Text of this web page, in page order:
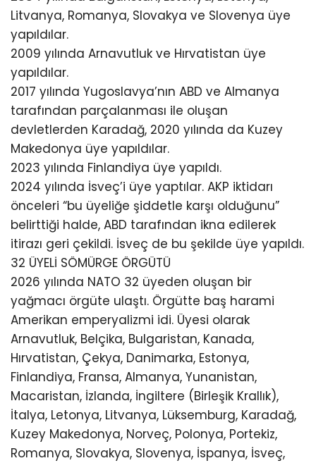
Litvanya, Romanya, Slovakya ve Slovenya üye
yapıldılar.
2009 yılında Arnavutluk ve Hırvatistan üye
yapıldılar.
2017 yılında Yugoslavya’nın ABD ve Almanya
tarafından parçalanması ile oluşan
devletlerden Karadağ, 2020 yılında da Kuzey
Makedonya üye yapıldılar.
2023 yılında Finlandiya üye yapıldı.
2024 yılında İsveç’i üye yaptılar. AKP iktidarı
önceleri “bu üyeliğe şiddetle karşı olduğunu”
belirttiği halde, ABD tarafından ikna edilerek
itirazı geri çekildi. İsveç de bu şekilde üye yapıldı.
32 ÜYELİ SÖMÜRGE ÖRGÜTÜ
2026 yılında NATO 32 üyeden oluşan bir
yağmacı örgüte ulaştı. Örgütte baş harami
Amerikan emperyalizmi idi. Üyesi olarak
Arnavutluk, Belçika, Bulgaristan, Kanada,
Hırvatistan, Çekya, Danimarka, Estonya,
Finlandiya, Fransa, Almanya, Yunanistan,
Macaristan, İzlanda, İngiltere (Birleşik Krallık),
İtalya, Letonya, Litvanya, Lüksemburg, Karadağ,
Kuzey Makedonya, Norveç, Polonya, Portekiz,
Romanya, Slovakya, Slovenya, İspanya, İsveç,